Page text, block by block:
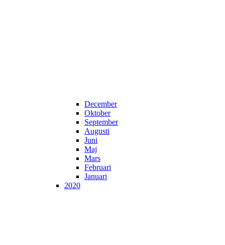
December
Oktober
September
Augusti
Juni
Maj
Mars
Februari
Januari
2020